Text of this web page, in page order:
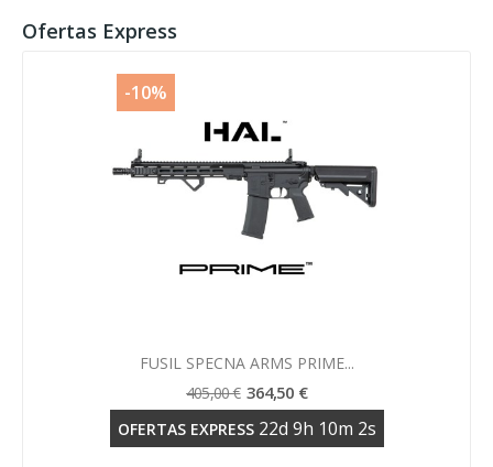
Ofertas Express
Vista rápida
FUSIL SPECNA ARMS PRIME...
405,00 € 364,50 €
OFERTAS EXPRESS 22d 9h 10m 2s
-10%